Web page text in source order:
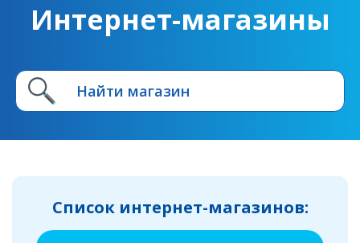
Интернет-магазины
Список интернет-магазинов: